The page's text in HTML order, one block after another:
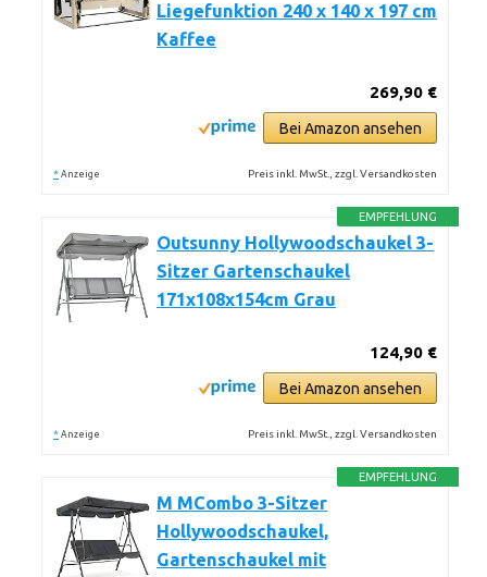
Liegefunktion 240 x 140 x 197 cm
Kaffee
269,90 €
Bei Amazon ansehen
* Anzeige Preis inkl. MwSt., zzgl. Versandkosten
EMPFEHLUNG
Outsunny Hollywoodschaukel 3-
Sitzer Gartenschaukel
171x108x154cm Grau
124,90 €
Bei Amazon ansehen
* Anzeige Preis inkl. MwSt., zzgl. Versandkosten
EMPFEHLUNG
M MCombo 3-Sitzer
Hollywoodschaukel,
Gartenschaukel mit